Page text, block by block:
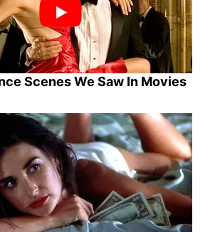
Scenes We Saw In Movies